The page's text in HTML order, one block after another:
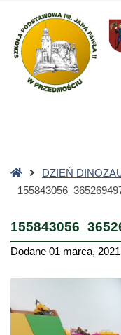
Szkoła
Podstawowa
Strona
główna
DZIEŃ
Dodane 01 marca, 2021